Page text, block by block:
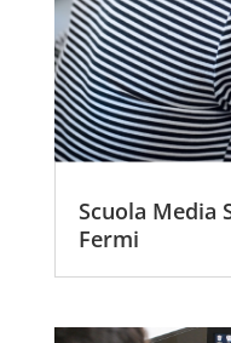
Scuola Media
Fermi